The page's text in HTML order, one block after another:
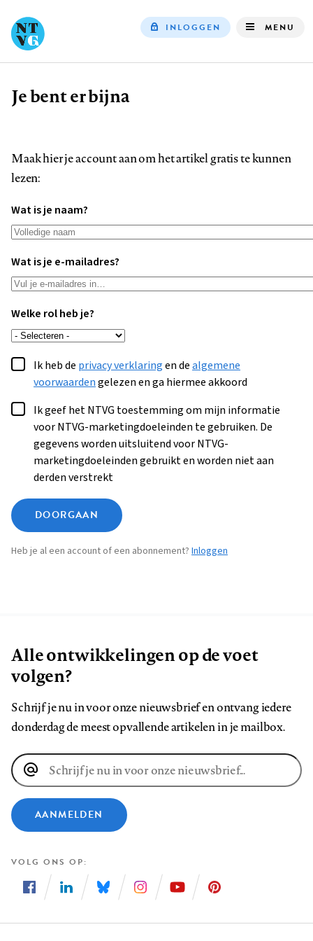
INLOGGEN MENU
Kruimelpad
Je bent er bijna
Maak hier je account aan om het artikel gratis te kunnen
lezen:
Wat is je naam?
Wat is je e-mailadres?
Welke rol heb je?
Ik heb de privacy verklaringen dealgemene
voorwaardengelezen en ga hiermee akkoord
Ik geef het NTVG toestemming om mijn informatie
voor NTVG-marketingdoeleinden te gebruiken. De
gegevens worden uitsluitend voor NTVG-
marketingdoeleinden gebruikt en worden niet aan
derden verstrekt
DOORGAAN
Heb je al een account of een abonnement? Inloggen
Alle ontwikkelingen op de voet
volgen?
Schrijf je nu in voor onze nieuwsbrief en ontvang iedere
donderdag de meest opvallende artikelen in je mailbox.
E-
mailadres
AANMELDEN
VOLG ONS OP
ons
ons
ons
ons
ons
ons